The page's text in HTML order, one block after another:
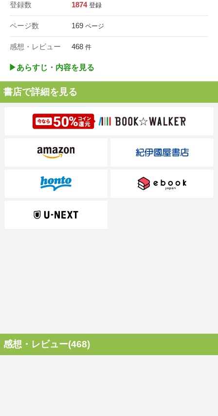
登録数 1874 登録
ページ数 169 ページ
感想・レビュー 468 件
▶︎あらすじ・内容を見る
書店で詳細を見る
感想・レビュー(468)